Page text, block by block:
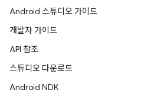
Android 스튜디오 가이드
개발자 가이드
API 참조
스튜디오 다운로드
Android NDK